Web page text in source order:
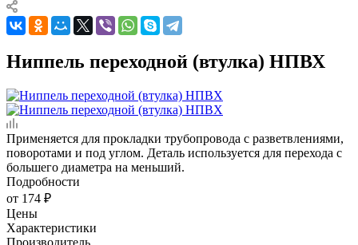
Ниппель переходной (втулка) НПВХ
Применяется для прокладки трубопровода с разветвлениями,
поворотами и под углом. Деталь используется для перехода с
большего диаметра на меньший.
Подробности
от 174 ₽
Цены
Характеристики
Производитель